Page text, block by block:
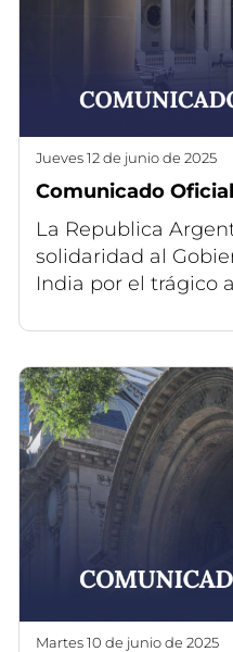
jueves 12 de junio de 2025
Comunicado Oficial
La Republica
solidaridad al
India por el trágico
martes 10 de junio de 2025